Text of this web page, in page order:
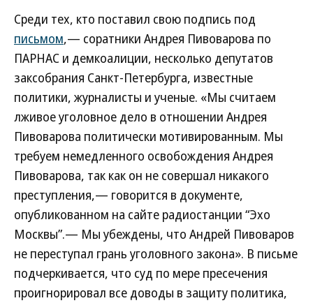
Среди тех, кто поставил свою подпись под
письмом,— соратники Андрея Пивоварова по
ПАРНАС и демкоалиции, несколько депутатов
заксобрания Санкт-Петербурга, известные
политики, журналисты и ученые. «Мы считаем
лживое уголовное дело в отношении Андрея
Пивоварова политически мотивированным. Мы
требуем немедленного освобождения Андрея
Пивоварова, так как он не совершал никакого
преступления,— говорится в документе,
опубликованном на сайте радиостанции “Эхо
Москвы”.— Мы убеждены, что Андрей Пивоваров
не переступал грань уголовного закона». В письме
подчеркивается, что суд по мере пресечения
проигнорировал все доводы в защиту политика,